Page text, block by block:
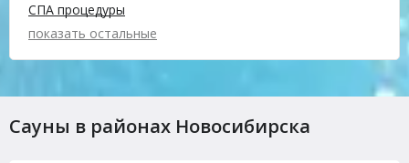
СПА процедуры
показать остальные
Сауны в районах Новосибирска